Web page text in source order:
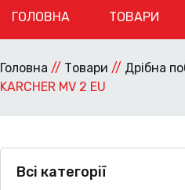
ГОЛОВНА ТОВАРИ
Головна // Товари // Дрібна
KARCHER MV 2 EU
Всі категорії